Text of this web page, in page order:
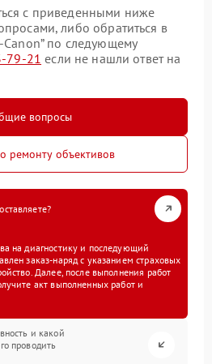
с приведенными ниже
либо обратиться в
по следующему
79-21 если не нашли ответ на
вопросы
ремонту объективов
на диагностику и последующий
заказ-наряд с указанием страховых
Далее, после выполнения работ
акт выполненных работ и
и какой
проводить